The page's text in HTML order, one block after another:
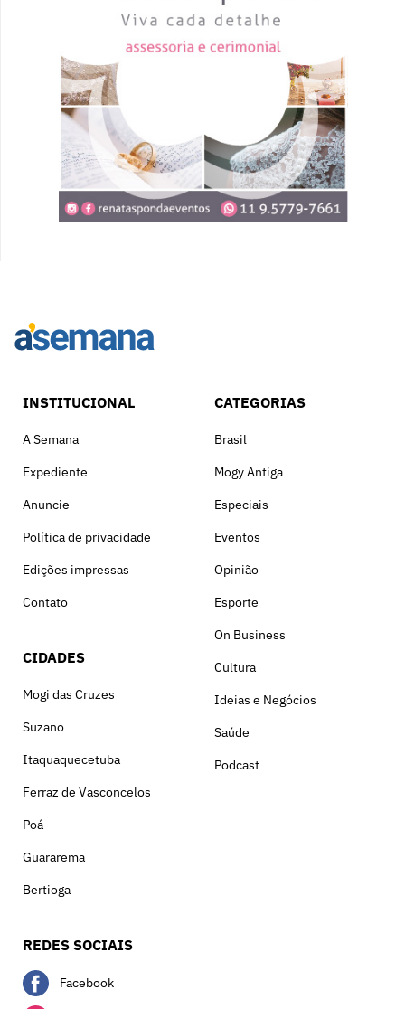
INSTITUCIONAL
A Semana
Expediente
Anuncie
Política de privacidade
Edições impressas
Contato
CIDADES
Mogi das Cruzes
Suzano
Itaquaquecetuba
Ferraz de Vasconcelos
Poá
Guararema
Bertioga
CATEGORIAS
Brasil
Mogy Antiga
Especiais
Eventos
Opinião
Esporte
On Business
Cultura
Ideias e Negócios
Saúde
Podcast
REDES SOCIAIS
Facebook